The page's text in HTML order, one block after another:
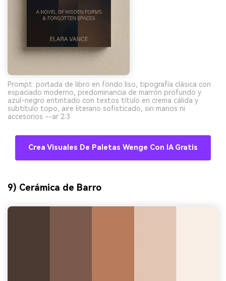
Prompt: portada de libro en fondo liso, tipografía clásica con
espaciado moderno, predominancia de marrón profundo y
azul-negro entintado con textos título en crema cálida y
subtítulo topo, aire literario sofisticado, sin manos ni
accesorios --ar 2:3
Crea Visuales De Paletas Wenge Con IA Gratis
9) Cerámica de Barro